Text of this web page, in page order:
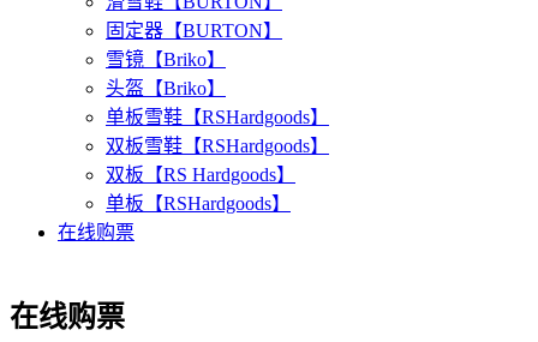
固定器【BURTON】
雪镜【Briko】
头盔【Briko】
单板雪鞋【RSHardgoods】
双板雪鞋【RSHardgoods】
双板【RS Hardgoods】
单板【RSHardgoods】
在线购票
在线购票